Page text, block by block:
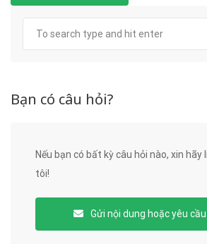
Bạn có câu hỏi?
Nếu bạn có bất kỳ câu hỏi nào, xin hãy
tôi!
Gửi nội dung hoặc yêu